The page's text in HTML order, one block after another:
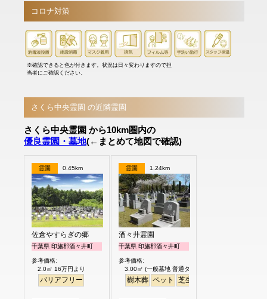
コロナ対策
※確認できると色が付きます。状況は日々変わりますので担
当者にご確認ください。
さくら中央霊園 の近隣霊園
さくら中央霊園 から10km圏内の
優良霊園・墓地(←まとめて地図で確認)
霊園 0.45km
佐倉やすらぎの郷
千葉県 印旛郡酒々井町
参考価格:
2.0㎡ 16万円より
バリアフリー
霊園 1.24km
酒々井霊園
千葉県 印旛郡酒々井町
参考価格:
3.00㎡ (一般墓地 普通タイプ) 25万円より
樹木葬 ペット 芝生